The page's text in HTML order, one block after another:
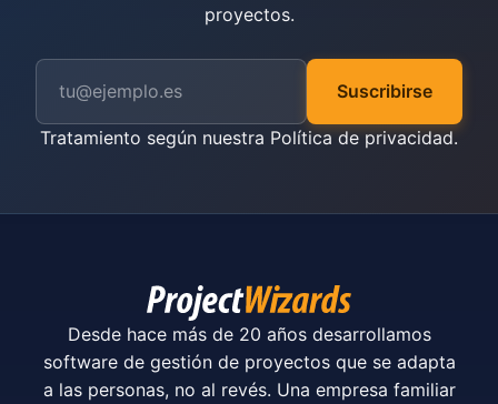
proyectos.
Suscribirse
Tratamiento según nuestra Política de privacidad.
Desde hace más de 20 años desarrollamos
software de gestión de proyectos que se adapta
a las personas, no al revés. Una empresa familiar